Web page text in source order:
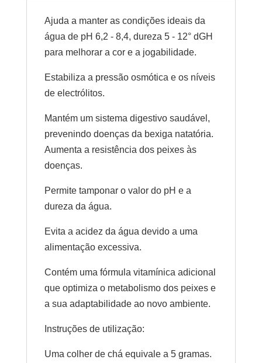
Ajuda a manter as condições ideais da
água de pH 6,2 - 8,4, dureza 5 - 12° dGH
para melhorar a cor e a jogabilidade.
Estabiliza a pressão osmótica e os níveis
de electrólitos.
Mantém um sistema digestivo saudável,
prevenindo doenças da bexiga natatória.
Aumenta a resistência dos peixes às
doenças.
Permite tamponar o valor do pH e a
dureza da água.
Evita a acidez da água devido a uma
alimentação excessiva.
Contém uma fórmula vitamínica adicional
que optimiza o metabolismo dos peixes e
a sua adaptabilidade ao novo ambiente.
Instruções de utilização:
Uma colher de chá equivale a 5 gramas.